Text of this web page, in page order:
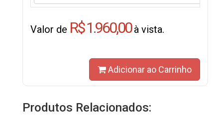
Valor de R$ 1.960,00à vista.
Adicionar ao Carrinho
Produtos Relacionados: